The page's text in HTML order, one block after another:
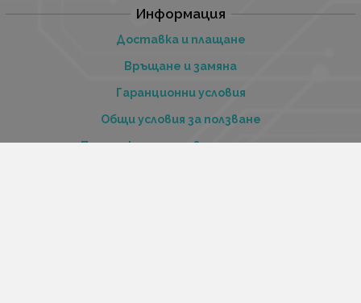
Информация
Доставка и плащане
Връщане и замяна
Гаранционни условия
Общи условия за ползване
Политиката за поверителност